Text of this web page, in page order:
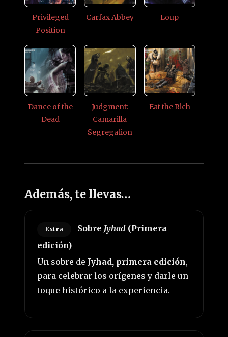
Privileged
Position
Carfax Abbey Loup
Dance of the
Dead
Judgment:
Camarilla
Segregation
Eat the Rich
Además, te llevas…
Extra Sobre Jyhad (Primera
edición)
Un sobre de Jyhad, primera edición,
para celebrar los orígenes y darle un
toque histórico a la experiencia.